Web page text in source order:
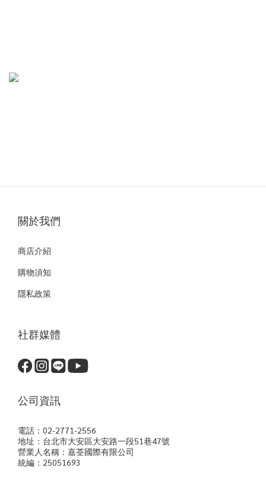
關於我們
商店介紹
購物須知
隱私政策
社群媒體
公司資訊
電話：02-2771-2556
地址：台北市大安區大安路一段51巷47號
營業人名稱：嘉荃國際有限公司
統編：25051693